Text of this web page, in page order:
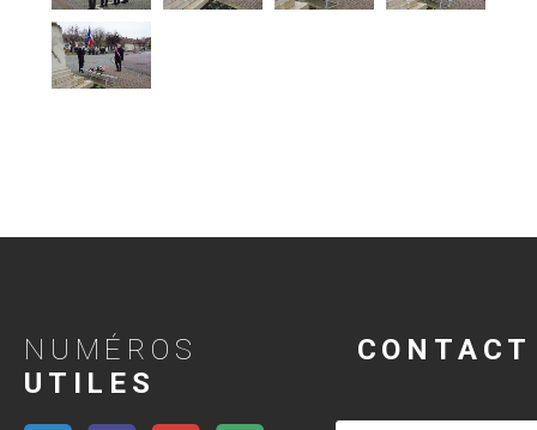
NUMÉROS
UTILES
CONTACT